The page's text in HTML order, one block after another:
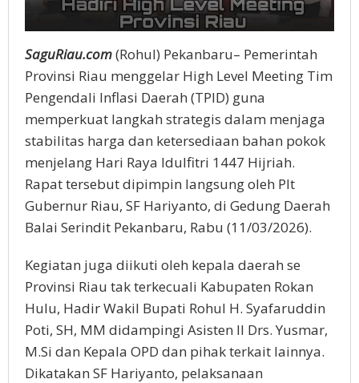
SaguRiau.com(Rohul) Pekanbaru– Pemerintah
Provinsi Riau menggelar High Level Meeting Tim
Pengendali Inflasi Daerah (TPID) guna
memperkuat langkah strategis dalam menjaga
stabilitas harga dan ketersediaan bahan pokok
menjelang Hari Raya Idulfitri 1447 Hijriah.
Rapat tersebut dipimpin langsung oleh Plt
Gubernur Riau, SF Hariyanto, di Gedung Daerah
Balai Serindit Pekanbaru, Rabu (11/03/2026).
Kegiatan juga diikuti oleh kepala daerah se
Provinsi Riau tak terkecuali Kabupaten Rokan
Hulu, Hadir Wakil Bupati Rohul H. Syafaruddin
Poti, SH, MM didampingi Asisten II Drs. Yusmar,
M.Si dan Kepala OPD dan pihak terkait lainnya.
Dikatakan SF Hariyanto, pelaksanaan